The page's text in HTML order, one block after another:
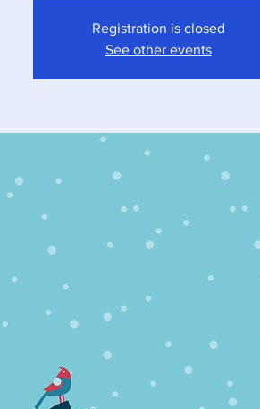
Registration is closed
See other events